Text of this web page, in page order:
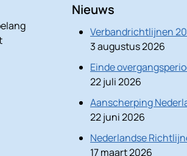
Nieuws
Verbandrichtlijnen
3 augustus 2026
Einde
22 juli 2026
Aanscherping
22 juni 2026
Nederlandse
17 maart 2026